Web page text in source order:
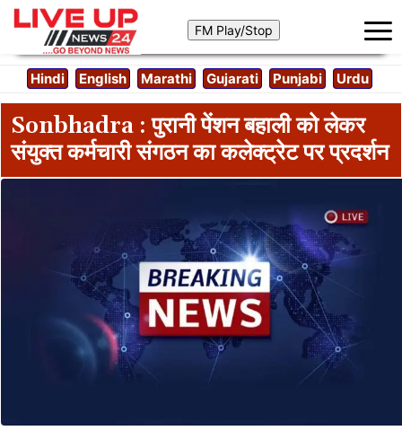
Hindi English Marathi Gujarati Punjabi Urdu
Sonbhadra : पुरानी पेंशन बहाली को लेकर
संयुक्त कर्मचारी संगठन का कलेक्ट्रेट पर प्रदर्शन